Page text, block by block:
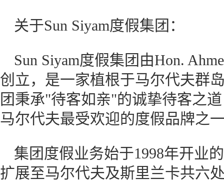
关于Sun Siyam度假集团：
Sun Siyam度假集团由Hon.
创立，是一家植根于马尔代夫群
团秉承"待客如亲"的诚挚待客之
马尔代夫最受欢迎的度假品牌之
集团度假业务始于1998年开业
扩展至马尔代夫及斯里兰卡共六